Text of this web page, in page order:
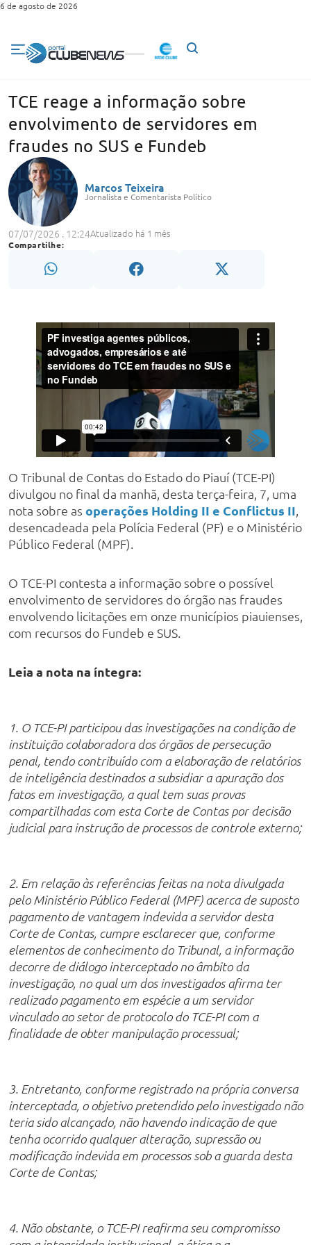
6 de agosto de 2026
TCE reage a informação sobre
envolvimento de servidores em
fraudes no SUS e Fundeb
Marcos Teixeira
Jornalista e Comentarista Político
07/07/2026 . 12:24Atualizado há 1 mês
Compartilhe:
O Tribunal de Contas do Estado do Piauí (TCE-PI)
divulgou no final da manhã, desta terça-feira, 7, uma
nota sobre as operações Holding II e Conflictus II,
desencadeada pela Polícia Federal (PF) e o Ministério
Público Federal (MPF).
O TCE-PI contesta a informação sobre o possível
envolvimento de servidores do órgão nas fraudes
envolvendo licitações em onze municípios piauienses,
com recursos do Fundeb e SUS.
Leia a nota na íntegra:
1. O TCE-PI participou das investigações na condição de
instituição colaboradora dos órgãos de persecução
penal, tendo contribuído com a elaboração de relatórios
de inteligência destinados a subsidiar a apuração dos
fatos em investigação, a qual tem suas provas
compartilhadas com esta Corte de Contas por decisão
judicial para instrução de processos de controle externo;
2. Em relação às referências feitas na nota divulgada
pelo Ministério Público Federal (MPF) acerca de suposto
pagamento de vantagem indevida a servidor desta
Corte de Contas, cumpre esclarecer que, conforme
elementos de conhecimento do Tribunal, a informação
decorre de diálogo interceptado no âmbito da
investigação, no qual um dos investigados afirma ter
realizado pagamento em espécie a um servidor
vinculado ao setor de protocolo do TCE-PI com a
finalidade de obter manipulação processual;
3. Entretanto, conforme registrado na própria conversa
interceptada, o objetivo pretendido pelo investigado não
teria sido alcançado, não havendo indicação de que
tenha ocorrido qualquer alteração, supressão ou
modificação indevida em processos sob a guarda desta
Corte de Contas;
4. Não obstante, o TCE-PI reafirma seu compromisso